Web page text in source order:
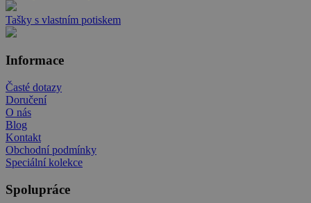
Tašky s vlastním potiskem
Informace
Časté dotazy
Doručení
O nás
Blog
Kontakt
Obchodní podmínky
Speciální kolekce
Spolupráce